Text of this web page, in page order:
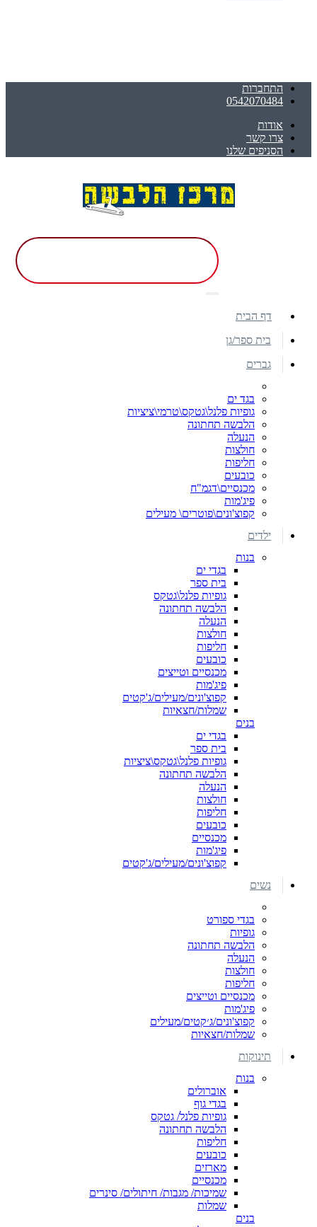
התחברות
0542070484
אודות
צרו קשר
הסניפים שלנו
דף הבית
בית ספר/גן
גברים
בגד ים
גופיות פלנל\גטקס\טרמי\ציציות
הלבשה תחתונה
הנעלה
חולצות
חליפות
כובעים
מכנסיים\דגמ"ח
פיג'מות
קפוצ'ונים\פוטרים\ מעילים
ילדים
בנות
בגדי ים
בית ספר
גופיות פלנל\גטקס
הלבשה תחתונה
הנעלה
חולצות
חליפות
כובעים
מכנסיים וטייצים
פיג'מות
קפוצ'ונים/מעילים/ג'קטים
שמלות/חצאיות
בנים
בגדי ים
בית ספר
גופיות פלנל\גטקס\ציציות
הלבשה תחתונה
הנעלה
חולצות
חליפות
כובעים
מכנסיים
פיג'מות
קפוצ'ונים/מעילים/ג'קטים
נשים
בגדי ספורט
גופיות
הלבשה תחתונה
הנעלה
חולצות
חליפות
מכנסיים וטייצים
פיג'מות
קפוצ'ונים/ג׳קטים/מעילים
שמלות/חצאיות
תינוקות
בנות
אוברולים
בגדי גוף
גופיות פלנל/ גטקס
הלבשה תחתונה
חליפות
כובעים
מארזים
מכנסיים
שמיכות/ מגבות/ חיתולים/ סינרים
שמלות
בנים